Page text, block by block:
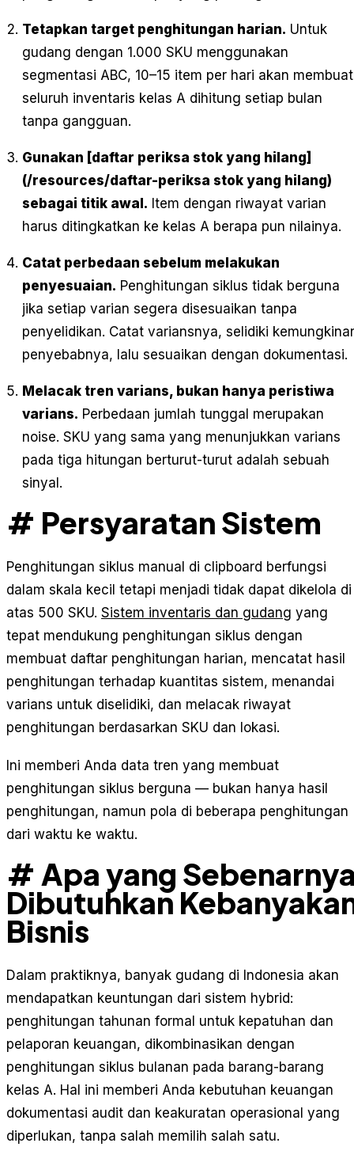
Tetapkan target penghitungan harian. Untuk
gudang dengan 1.000 SKU menggunakan
segmentasi ABC, 10–15 item per hari akan membuat
seluruh inventaris kelas A dihitung setiap bulan
tanpa gangguan.
Gunakan [daftar periksa stok yang hilang]
(/resources/daftar-periksa stok yang hilang)
sebagai titik awal. Item dengan riwayat varian
harus ditingkatkan ke kelas A berapa pun nilainya.
Catat perbedaan sebelum melakukan
penyesuaian. Penghitungan siklus tidak berguna
jika setiap varian segera disesuaikan tanpa
penyelidikan. Catat variansnya, selidiki
penyebabnya, lalu sesuaikan dengan dokumentasi.
Melacak tren varians, bukan hanya peristiwa
varians. Perbedaan jumlah tunggal merupakan
noise. SKU yang sama yang menunjukkan varians
pada tiga hitungan berturut-turut adalah sebuah
sinyal.
# Persyaratan Sistem
Penghitungan siklus manual di clipboard berfungsi
dalam skala kecil tetapi menjadi tidak dapat dikelola di
atas 500 SKU. Sistem inventaris dan gudang yang
tepat mendukung penghitungan siklus dengan
membuat daftar penghitungan harian, mencatat hasil
penghitungan terhadap kuantitas sistem, menandai
varians untuk diselidiki, dan melacak riwayat
penghitungan berdasarkan SKU dan lokasi.
Ini memberi Anda data tren yang membuat
penghitungan siklus berguna — bukan hanya hasil
penghitungan, namun pola di beberapa penghitungan
dari waktu ke waktu.
# Apa yang
Dibutuhkan
Bisnis
Dalam praktiknya, banyak gudang di Indonesia akan
mendapatkan keuntungan dari sistem hybrid:
penghitungan tahunan formal untuk kepatuhan dan
pelaporan keuangan, dikombinasikan dengan
penghitungan siklus bulanan pada barang-barang
kelas A. Hal ini memberi Anda kebutuhan keuangan
dokumentasi audit dan keakuratan operasional yang
diperlukan, tanpa salah memilih salah satu.